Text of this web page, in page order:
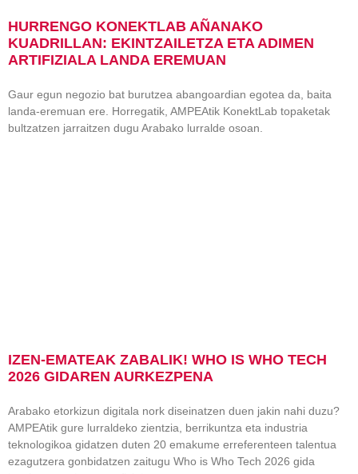
HURRENGO KONEKTLAB AÑANAKO
KUADRILLAN: EKINTZAILETZA ETA ADIMEN
ARTIFIZIALA LANDA EREMUAN
Gaur egun negozio bat burutzea abangoardian egotea da, baita
landa-eremuan ere. Horregatik, AMPEAtik KonektLab topaketak
bultzatzen jarraitzen dugu Arabako lurralde osoan.
IZEN-EMATEAK ZABALIK! WHO IS WHO TECH
2026 GIDAREN AURKEZPENA
Arabako etorkizun digitala nork diseinatzen duen jakin nahi duzu?
AMPEAtik gure lurraldeko zientzia, berrikuntza eta industria
teknologikoa gidatzen duten 20 emakume erreferenteen talentua
ezagutzera gonbidatzen zaitugu Who is Who Tech 2026 gida